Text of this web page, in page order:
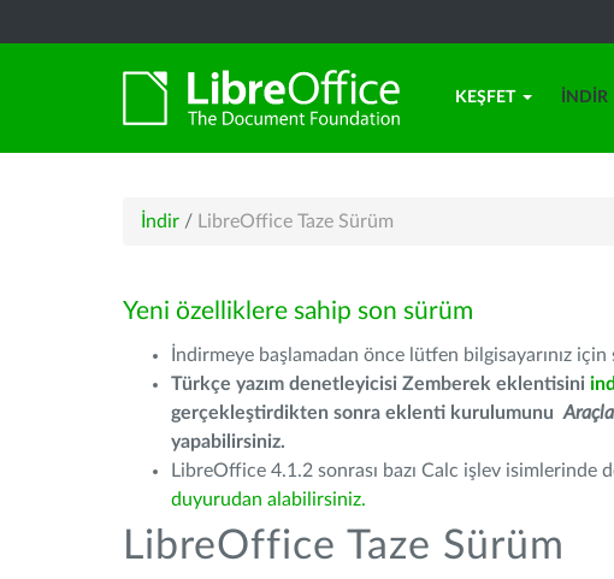
KEŞFET İNDIR
İndir / LibreOffice Taze Sürüm
Yeni özelliklere sahip son sürüm
İndirmeye başlamadan önce lütfen bilgisayarınız
Türkçe yazım denetleyicisi Zemberek eklentisini
gerçekleştirdikten sonra eklenti kurulumunu
yapabilirsiniz.
LibreOffice 4.1.2 sonrası bazı Calc işlev isimlerinde
duyurudan alabilirsiniz.
LibreOffice Taze Sürüm